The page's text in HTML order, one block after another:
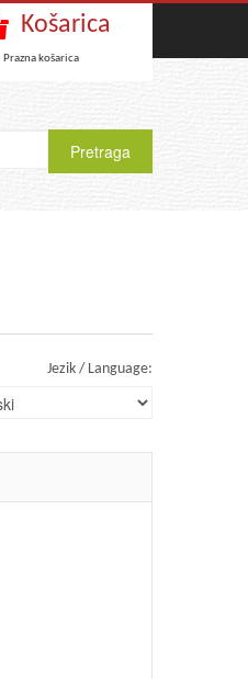
Košarica
Prazna košarica
Jezik / Language: